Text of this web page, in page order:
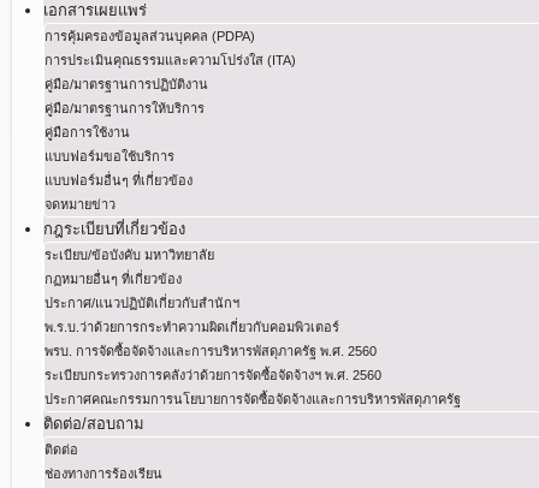
เอกสารเผยแพร่
การคุ้มครองข้อมูลส่วนบุคคล (PDPA)
การประเมินคุณธรรมและความโปร่งใส (ITA)
คู่มือ/มาตรฐานการปฏิบัติงาน
คู่มือ/มาตรฐานการให้บริการ
คู่มือการใช้งาน
แบบฟอร์มขอใช้บริการ
แบบฟอร์มอื่นๆ ที่เกี่ยวข้อง
จดหมายข่าว
กฎระเบียบที่เกี่ยวข้อง
ระเบียบ/ข้อบังคับ มหาวิทยาลัย
กฏหมายอื่นๆ ที่เกี่ยวข้อง
ประกาศ/แนวปฏิบัติเกี่ยวกับสำนักฯ
พ.ร.บ.ว่าด้วยการกระทําความผิดเกี่ยวกับคอมพิวเตอร์
พรบ. การจัดซื้อจัดจ้างและการบริหารพัสดุภาครัฐ พ.ศ. 2560
ระเบียบกระทรวงการคลังว่าด้วยการจัดซื้อจัดจ้างฯ พ.ศ. 2560
ประกาศคณะกรรมการนโยบายการจัดซื้อจัดจ้างและการบริหารพัสดุภาครัฐ
ติดต่อ/สอบถาม
ติดต่อ
ช่องทางการร้องเรียน